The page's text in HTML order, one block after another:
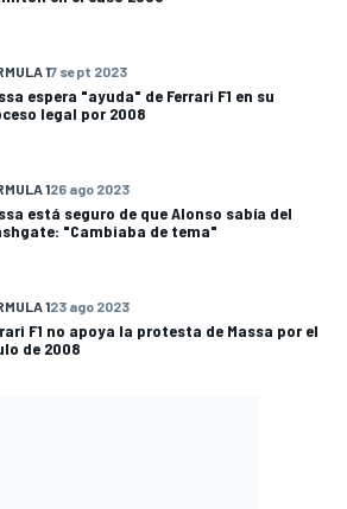
17 sept 2023
espera "ayuda" de Ferrari F1 en su
legal por 2008
126 ago 2023
está seguro de que Alonso sabía del
"Cambiaba de tema"
123 ago 2023
F1 no apoya la protesta de Massa por el
de 2008